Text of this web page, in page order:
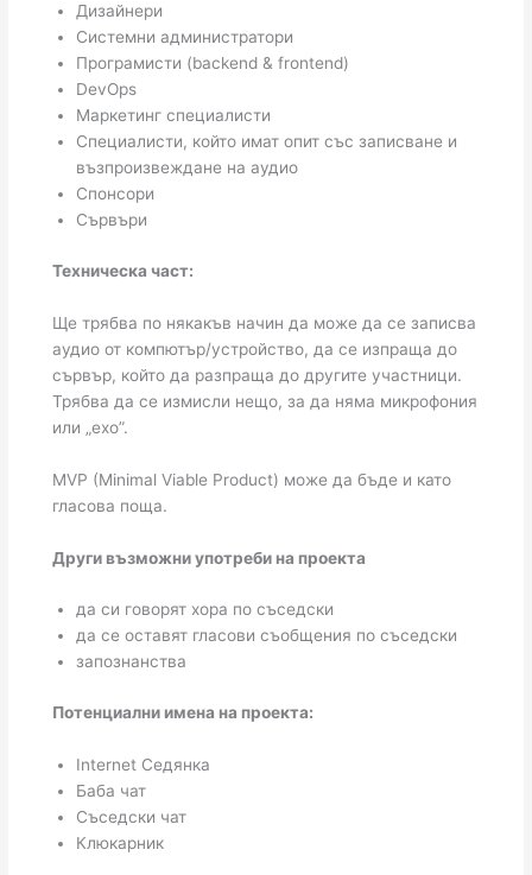
Дизайнери
Системни администратори
Програмисти (backend & frontend)
DevOps
Маркетинг специалисти
Специалисти, който имат опит със записване и
възпроизвеждане на аудио
Спонсори
Сървъри
Техническа част:
Ще трябва по някакъв начин да може да се записва
аудио от компютър/устройство, да се изпраща до
сървър, който да разпраща до другите участници.
Трябва да се измисли нещо, за да няма микрофония
или „ехо”.
MVP (Minimal Viable Product) може да бъде и като
гласова поща.
Други възможни употреби на проекта
да си говорят хора по съседски
да се оставят гласови съобщения по съседски
запознанства
Потенциални имена на проекта:
Internet Седянка
Баба чат
Съседски чат
Клюкарник